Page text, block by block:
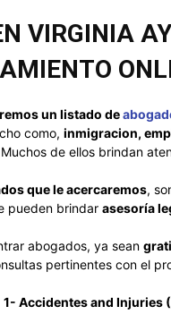
VIRGINIA
un listado de
como, inmigracion,
Muchos de ellos brindan
que le acercaremos,
pueden brindar asesoría
abogados, ya sean
pertinentes con el
1- Accidentes and Injuries